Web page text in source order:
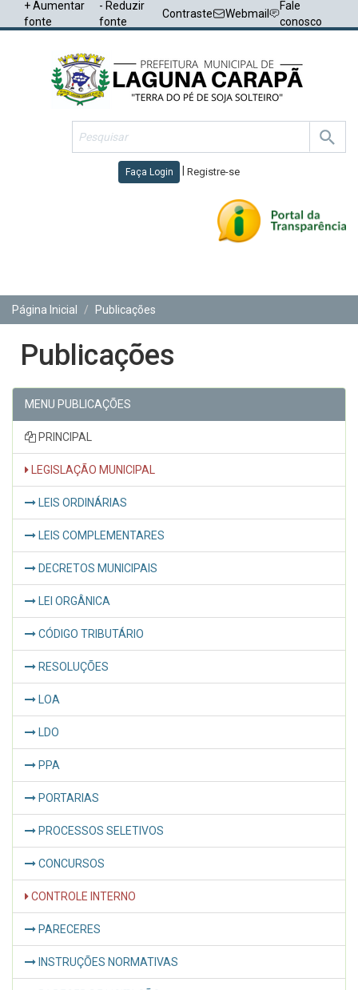
+ Aumentar
fonte
- Reduzir
fonte
Contraste Webmail
Fale
conosco
Faça Login Registre-se
Página Inicial
Publicações
Publicações
MENU PUBLICAÇÕES
PRINCIPAL
LEGISLAÇÃO MUNICIPAL
LEIS ORDINÁRIAS
LEIS COMPLEMENTARES
DECRETOS MUNICIPAIS
LEI ORGÂNICA
CÓDIGO TRIBUTÁRIO
RESOLUÇÕES
LOA
LDO
PPA
PORTARIAS
PROCESSOS SELETIVOS
CONCURSOS
CONTROLE INTERNO
PARECERES
INSTRUÇÕES NORMATIVAS